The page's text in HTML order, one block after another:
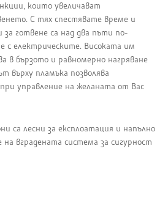
които увеличават
С тях спестявате време и
за готвене са над два пъти по-
с електрическите. Високата им
в бързото и равномерно нагряване
върху пламъка позволява
управление на желаната от Вас
са лесни за експлоатация и напълно
на вградената система за сигурност